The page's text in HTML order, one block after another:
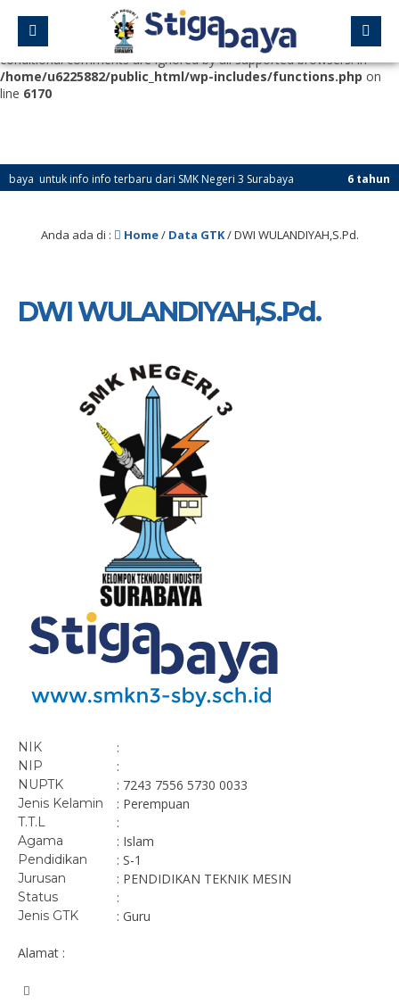
Deprecated
: Function WP_Dependencies->add_data() was called
with an argument that is
deprecated
since version 6.9.0! IE
conditional comments are ignored by all supported browsers. in
/home/u6225882/public_html/wp-includes/functions.php on
line 6170
untuk info info terbaru dari SMK Negeri 3 Surabaya 6 tahun
Anda ada di : Home/ Data GTK/DWI WULANDIYAH,S.Pd.
DWI WULANDIYAH,S.Pd.
NIK :
NIP :
NUPTK : 7243 7556 5730 0033
Jenis Kelamin : Perempuan
T.T.L :
Agama : Islam
Pendidikan : S-1
Jurusan : PENDIDIKAN TEKNIK MESIN
Status :
Jenis GTK : Guru
Alamat :